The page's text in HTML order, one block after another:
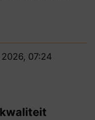
2026, 07:24